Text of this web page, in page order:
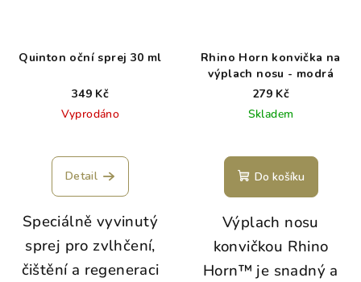
Quinton oční sprej 30 ml
349 Kč
Vyprodáno
Detail
Speciálně vyvinutý
sprej pro zvlhčení,
čištění a regeneraci
Rhino Horn konvička na
výplach nosu - modrá
279 Kč
Skladem
Do košíku
Výplach nosu
konvičkou Rhino
Horn™ je snadný a